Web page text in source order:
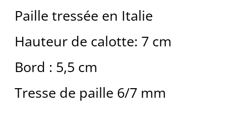
Paille tressée en Italie
Hauteur de calotte: 7 cm
Bord : 5,5 cm
Tresse de paille 6/7 mm